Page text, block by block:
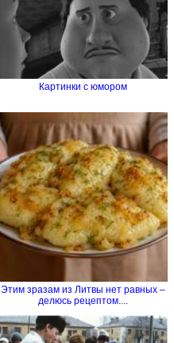
Картинки с юмором
Этим зразам из Литвы нет равных –
делюсь рецептом....